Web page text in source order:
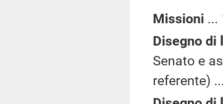
Missioni ...
Disegno di
Senato e
referente)